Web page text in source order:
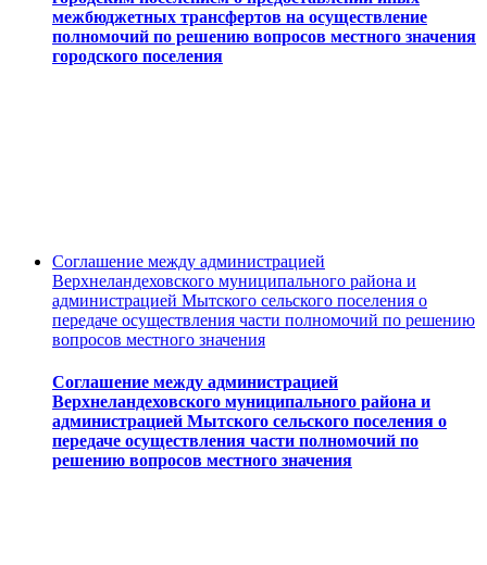
межбюджетных трансфертов на осуществление
полномочий по решению вопросов местного значения
городского поселения
Соглашение между администрацией
Верхнеландеховского муниципального района и
администрацией Мытского сельского поселения о
передаче осуществления части полномочий по решению
вопросов местного значения
Соглашение между администрацией
Верхнеландеховского муниципального района и
администрацией Мытского сельского поселения о
передаче осуществления части полномочий по
решению вопросов местного значения